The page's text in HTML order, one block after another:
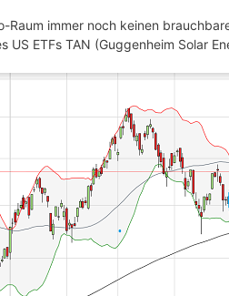
immer noch keinen
ETFs TAN (Guggenheim Solar